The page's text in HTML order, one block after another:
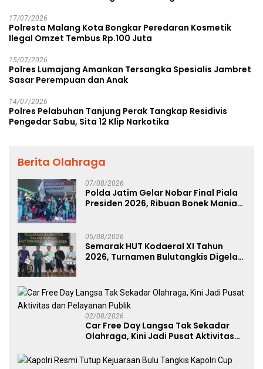
17/07/2026
Polresta Malang Kota Bongkar Peredaran Kosmetik
Ilegal Omzet Tembus Rp.100 Juta
15/07/2026
Polres Lumajang Amankan Tersangka Spesialis Jambret
Sasar Perempuan dan Anak
14/07/2026
Polres Pelabuhan Tanjung Perak Tangkap Residivis
Pengedar Sabu, Sita 12 Klip Narkotika
Berita Olahraga
07/08/2026
Polda Jatim Gelar Nobar Final Piala
Presiden 2026, Ribuan Bonek Mania
05/08/2026
Semarak HUT Kodaeral XI Tahun
2026, Turnamen Bulutangkis Digelar
02/08/2026
Car Free Day Langsa Tak Sekadar
Olahraga, Kini Jadi Pusat Aktivitas